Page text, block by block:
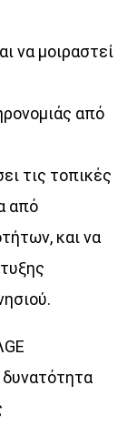
να μοιραστεί
από
τις τοπικές
από
και να
δυνατότητα